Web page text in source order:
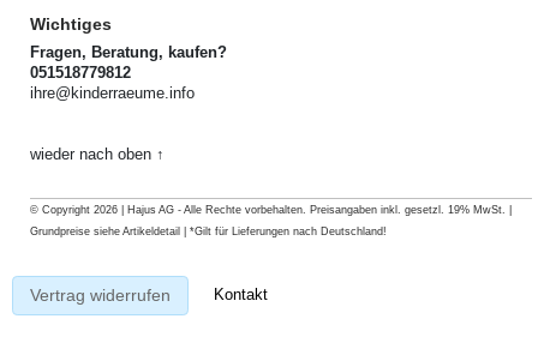
Wichtiges
Fragen, Beratung, kaufen?
051518779812
ihre@kinderraeume.info
wieder nach oben ↑
© Copyright 2026 | Hajus AG - Alle Rechte vorbehalten. Preisangaben inkl. gesetzl. 19% MwSt. |
Grundpreise siehe Artikeldetail | *Gilt für Lieferungen nach Deutschland!
Vertrag widerrufen Kontakt